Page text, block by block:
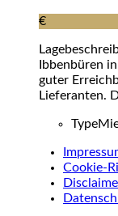
€
Ibbenbüren
guter
Lieferanten.
Type
Cookie-